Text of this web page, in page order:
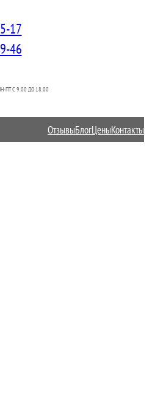
17
46
ПТ C 9.00 ДО 18.00
ОтзывыБлогЦеныКонтакты